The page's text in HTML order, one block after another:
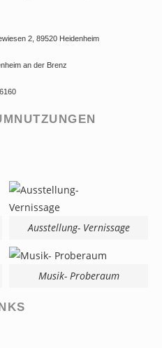
2, 89520 Heidenheim
an der Brenz
Ausstellung- Vernissage
Musik- Proberaum